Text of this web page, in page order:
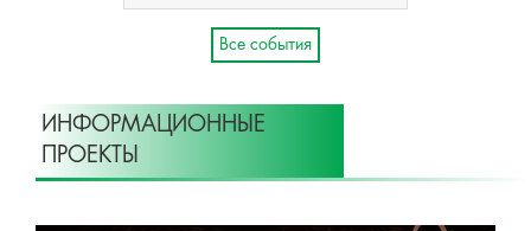
Все события
ИНФОРМАЦИОННЫЕ
ПРОЕКТЫ